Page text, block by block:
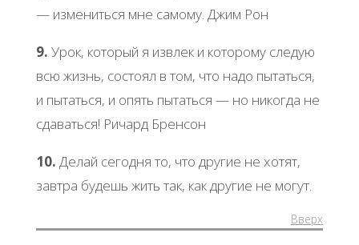
— измениться мне самому. Джим Рон
9. Урок, который я извлек и которому следую
всю жизнь, состоял в том, что надо пытаться,
и пытаться, и опять пытаться — но никогда не
сдаваться! Ричард Бренсон
10. Делай сегодня то, что другие не хотят,
завтра будешь жить так, как другие не могут.
Вверх